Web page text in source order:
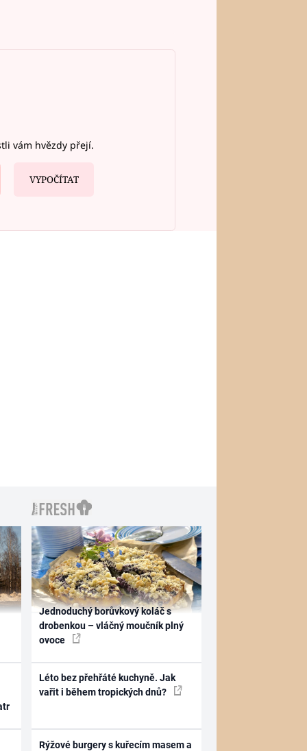
vám hvězdy přejí.
VYPOČÍTAT
Jednoduchý borůvkový koláč s
drobenkou – vláčný moučník plný
ovoce
Léto bez přehřáté kuchyně. Jak
vařit i během tropických dnů?
Rýžové burgery s kuřecím masem a